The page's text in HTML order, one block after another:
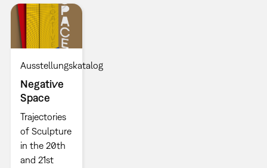
Ausstellungskatalog
Negative
Space
Trajectories
of Sculpture
in the 20th
and 21st